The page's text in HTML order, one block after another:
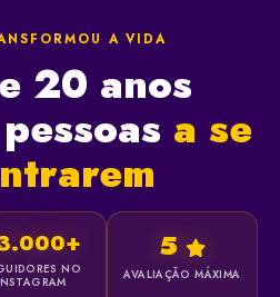
A VIDA
20 anos
a se
NO
5
AVALIAÇÃO MÁXIMA